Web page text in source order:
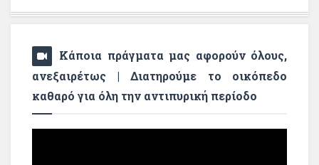
Κάποια πράγματα μας αφορούν όλους,
ανεξαιρέτως | Διατηρούμε το οικόπεδο
καθαρό για όλη την αντιπυρική περίοδο